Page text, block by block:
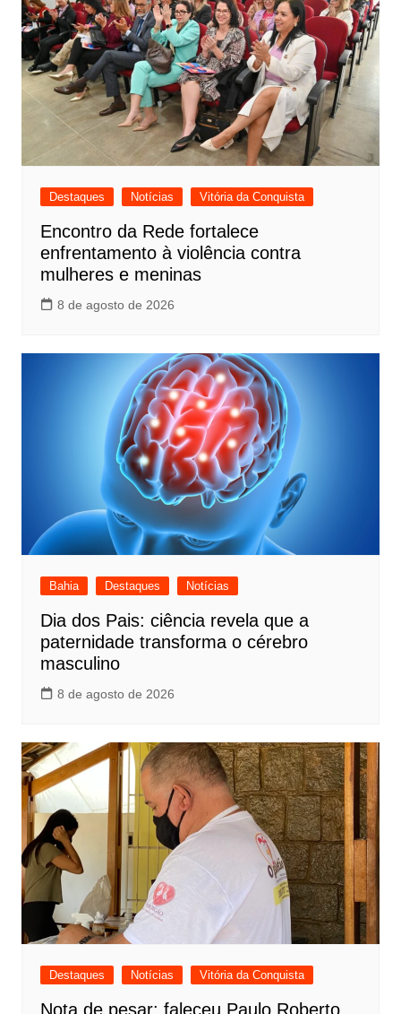
Destaques Notícias Vitória da Conquista
Encontro da Rede fortalece
enfrentamento à violência contra
mulheres e meninas
8 de agosto de 2026
Bahia Destaques Notícias
Dia dos Pais: ciência revela que a
paternidade transforma o cérebro
masculino
8 de agosto de 2026
Destaques Notícias Vitória da Conquista
Nota de pesar: faleceu Paulo Roberto